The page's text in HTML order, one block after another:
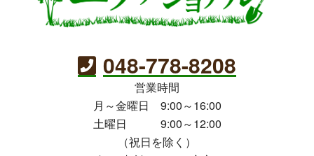
048-778-8208
営業時間
月～金曜日 9:00～16:00
土曜日 9:00～12:00
（祝日を除く）